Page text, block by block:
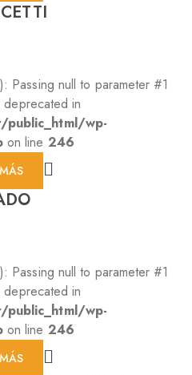
Passing null to parameter #1
deprecated in
wp-
on line 246
Passing null to parameter #1
deprecated in
wp-
on line 246